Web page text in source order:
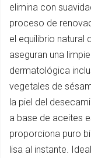
elimina con
proceso de
el equilibrio natural
aseguran una
dermatológica
vegetales de
la piel del
a base de aceites
proporciona puro
lisa al instante.